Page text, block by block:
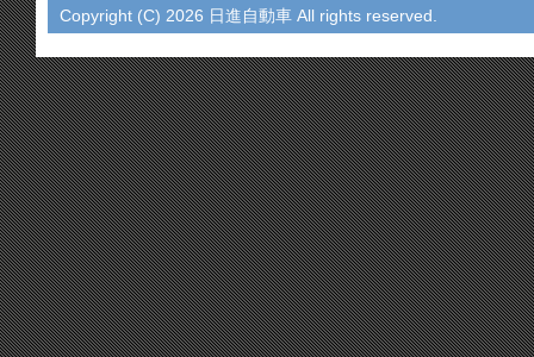
Copyright (C) 2026 日進自動車 All rights reserved.